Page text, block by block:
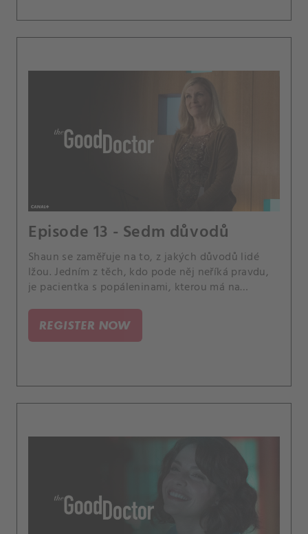
Episode 13 - Sedm důvodů
Shaun se zaměřuje na to, z jakých důvodů lidé
lžou. Jedním z těch, kdo pode něj neříká pravdu,
je pacientka s popáleninami, kterou má na
REGISTER NOW